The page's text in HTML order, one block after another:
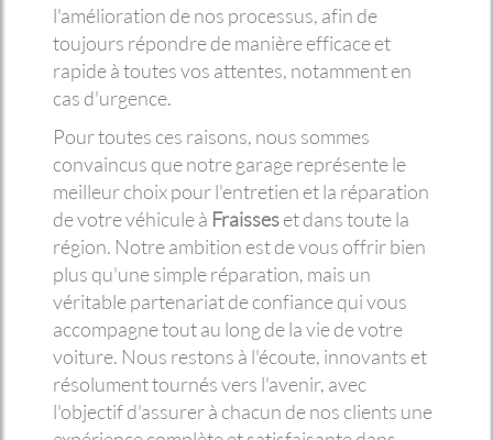
l'amélioration de nos processus, afin de
toujours répondre de manière efficace et
rapide à toutes vos attentes, notamment en
cas d'urgence.
Pour toutes ces raisons, nous sommes
convaincus que notre garage représente le
meilleur choix pour l'entretien et la réparation
de votre véhicule à Fraisseset dans toute la
région. Notre ambition est de vous offrir bien
plus qu'une simple réparation, mais un
véritable partenariat de confiance qui vous
accompagne tout au long de la vie de votre
voiture. Nous restons à l'écoute, innovants et
résolument tournés vers l'avenir, avec
l'objectif d'assurer à chacun de nos clients une